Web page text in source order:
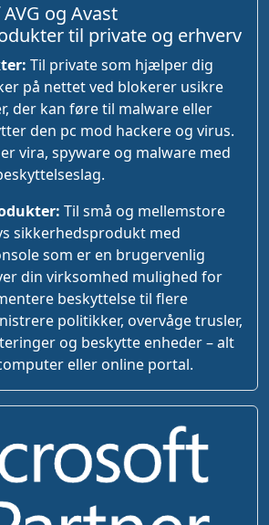
og Avast
til private og erhverv
Til private som hjælper dig
på nettet ved blokerer usikre
der kan føre til malware eller
den pc mod hackere og virus.
vira, spyware og malware med
Til små og mellemstore
sikkerhedsprodukt med
som er en brugervenlig
din virksomhed mulighed for
beskyttelse til flere
politikker, overvåge trusler,
og beskytte enheder – alt
eller online portal.